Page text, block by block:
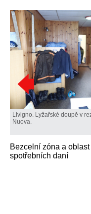
Livigno. Lyžařské doupě v
Nuova.
Bezcelní zóna a
spotřebních daní